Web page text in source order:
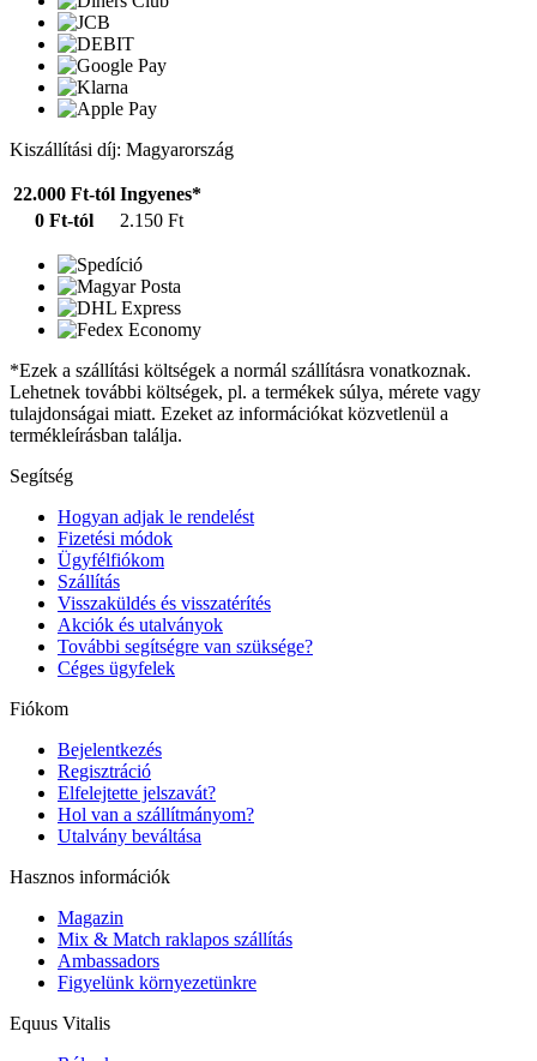
Kiszállítási díj: Magyarország
22.000 Ft-tól Ingyenes*
0 Ft-tól
2.150 Ft
*Ezek a szállítási költségek a normál szállításra vonatkoznak.
Lehetnek további költségek, pl. a termékek súlya, mérete vagy
tulajdonságai miatt. Ezeket az információkat közvetlenül a
termékleírásban találja.
Segítség
Hogyan adjak le rendelést
Fizetési módok
Ügyfélfiókom
Szállítás
Visszaküldés és visszatérítés
Akciók és utalványok
További segítségre van szüksége?
Céges ügyfelek
Fiókom
Bejelentkezés
Regisztráció
Elfelejtette jelszavát?
Hol van a szállítmányom?
Utalvány beváltása
Hasznos információk
Magazin
Mix & Match raklapos szállítás
Ambassadors
Figyelünk környezetünkre
Equus Vitalis